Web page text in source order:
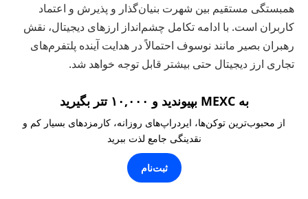
همبستگی مستقیم بین شهرت بنیان‌گذار و پذیرش و اعتماد
کاربران است. با ادامه تکامل چشم‌انداز ارزهای دیجیتال، نقش
رهبران بصیر مانند نوسوف احتمالاً در هدایت آینده پلتفرم‌های
تجاری ارز دیجیتال حتی بیشتر قابل توجه خواهد شد.
به MEXC بپیوندید و ۱۰,۰۰۰ تتر بگیرید
از محبوب‌ترین توکن‌ها، ایردراپ‌های روزانه، کارمزدهای بسیار کم و
نقدینگی جامع لذت ببرید
ثبت‌نام